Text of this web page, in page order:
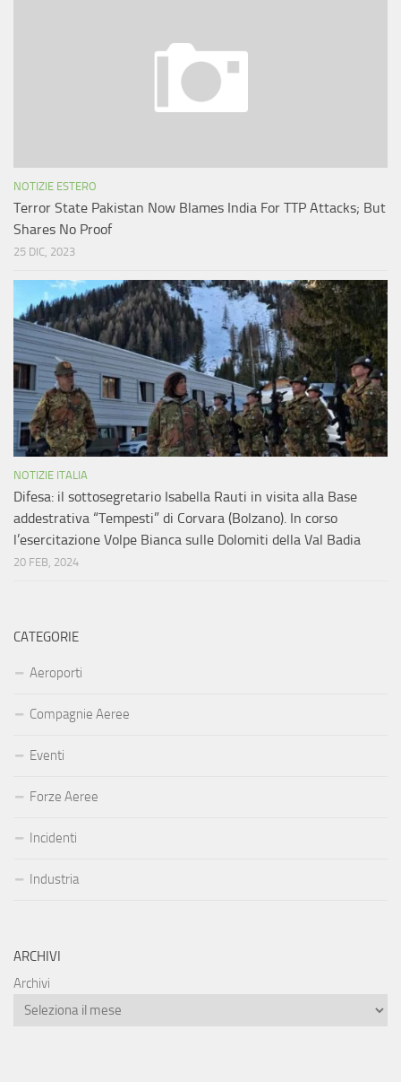
NOTIZIE ESTERO
Terror State Pakistan Now Blames India For TTP Attacks; But
Shares No Proof
25 DIC, 2023
NOTIZIE ITALIA
Difesa: il sottosegretario Isabella Rauti in visita alla Base
addestrativa “Tempesti” di Corvara (Bolzano). In corso
l’esercitazione Volpe Bianca sulle Dolomiti della Val Badia
20 FEB, 2024
CATEGORIE
Aeroporti
Compagnie Aeree
Eventi
Forze Aeree
Incidenti
Industria
ARCHIVI
Archivi